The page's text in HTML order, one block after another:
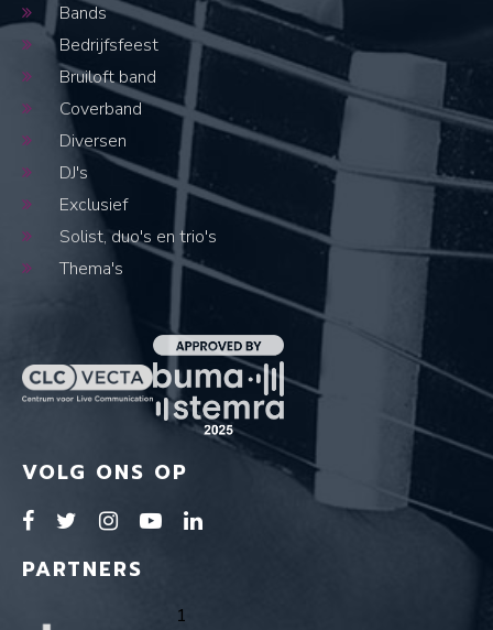
Bands
Bedrijfsfeest
Bruiloft band
Coverband
Diversen
DJ's
Exclusief
Solist, duo's en trio's
Thema's
VOLG ONS OP
PARTNERS
1